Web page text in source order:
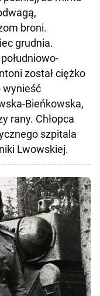
broni.
grudnia.
został ciężko
wynieść
Bieńkowska,
rany. Chłopca
szpitala
Lwowskiej.